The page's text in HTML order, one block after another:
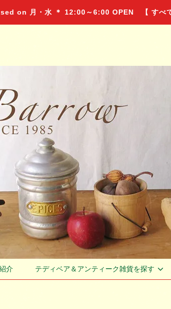
on 月・水 ＊ 12:00～6:00 OPEN 【 すべて
介 テディベア＆アンティーク雑貨を探す